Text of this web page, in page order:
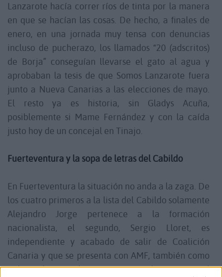
Lanzarote hacía correr ríos de tinta por la manera
en que se hacían las cosas. De hecho, a finales de
enero, en una jornada muy tensa con denuncias
incluso de pucherazo, los llamados “20 (adscritos)
de Borja” conseguían llevarse el gato al agua y
aprobaban la tesis de que Somos Lanzarote fuera
junto a Nueva Canarias a las elecciones de mayo.
El resto ya es historia, sin Gladys Acuña,
posiblemente si Mame Fernández y con la caída
justo hoy de un concejal en Tinajo.
Fuerteventura y la sopa de letras del Cabildo
En Fuerteventura la situación no anda a la zaga. De
los cuatro primeros a la lista del Cabildo solamente
Alejandro Jorge pertenece a la formación
nacionalista, el segundo, Sergio Lloret, es
independiente y acabado de salir de Coalición
Canaria y que se presenta con AMF, también como
independiente, al ayuntamiento de Tuineje. El